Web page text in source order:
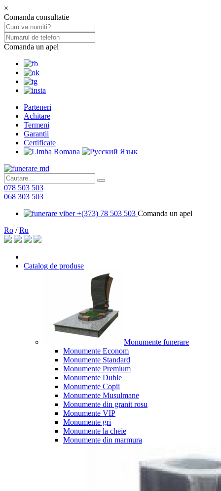
×
Comanda consultatie
Comanda un apel
Parteneri
Achitare
Termeni
Garantii
Certificate
078 503 503
068 303 503
+(373) 78 503 503 Comanda un apel
Ro /Ru
Catalog de produse
Monumente funerare
Monumente Econom
Monumente Standard
Monumente Premium
Monumente Duble
Monumente Copii
Monumente Musulmane
Monumente din granit rosu
Monumente VIP
Monumente gri
Monumente la cheie
Monumente din marmura